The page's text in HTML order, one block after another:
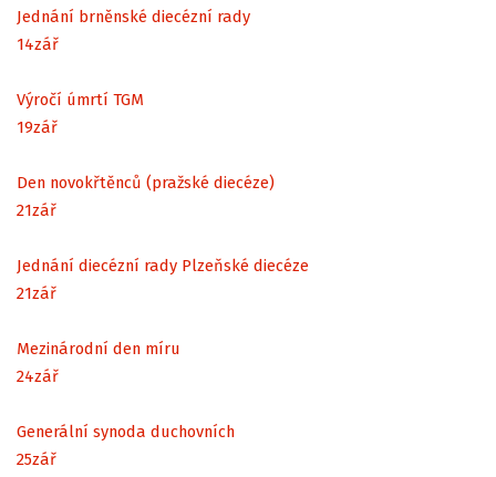
Jednání brněnské diecézní rady
14zář
Výročí úmrtí TGM
19zář
Den novokřtěnců (pražské diecéze)
21zář
Jednání diecézní rady Plzeňské diecéze
21zář
Mezinárodní den míru
24zář
Generální synoda duchovních
25zář